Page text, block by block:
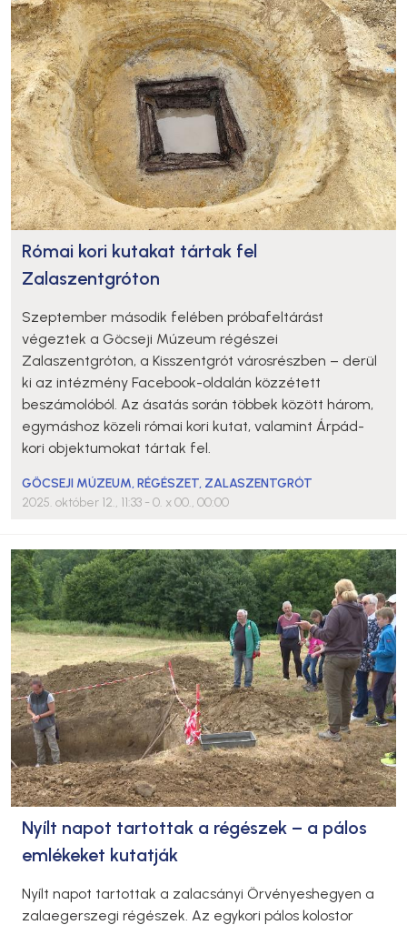
Római kori kutakat tártak fel
Zalaszentgróton
Szeptember második felében próbafeltárást
végeztek a Göcseji Múzeum régészei
Zalaszentgróton, a Kisszentgrót városrészben – derül
ki az intézmény Facebook-oldalán közzétett
beszámolóból. Az ásatás során többek között három,
egymáshoz közeli római kori kutat, valamint Árpád-
kori objektumokat tártak fel.
GÖCSEJI MÚZEUM,RÉGÉSZET, ZALASZENTGRÓT
2025. október 12., 11:33 - 0. x 00., 00:00
Nyílt napot tartottak a régészek – a pálos
emlékeket kutatják
Nyílt napot tartottak a zalacsányi Örvényeshegyen a
zalaegerszegi régészek. Az egykori pálos kolostor